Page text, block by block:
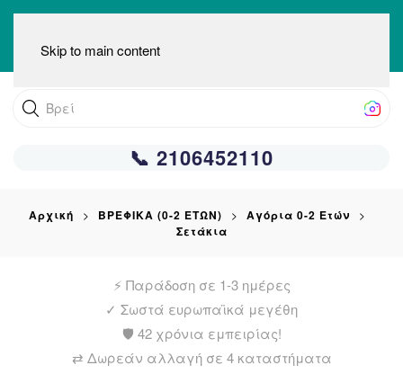
Skip to main content
Βρείτε αυτ
📞 2106452110
Αρχική ΒΡΕΦΙΚΑ (0-2 ΕΤΩΝ)
Αγόρια 0-2 Ετών
Σετάκια
⚡ Παράδοση σε 1-3 ημέρες
✓ Σωστά ευρωπαϊκά μεγέθη
🛡️ 42 χρόνια εμπειρίας!
⇄ Δωρεάν αλλαγή σε 4 καταστήματα